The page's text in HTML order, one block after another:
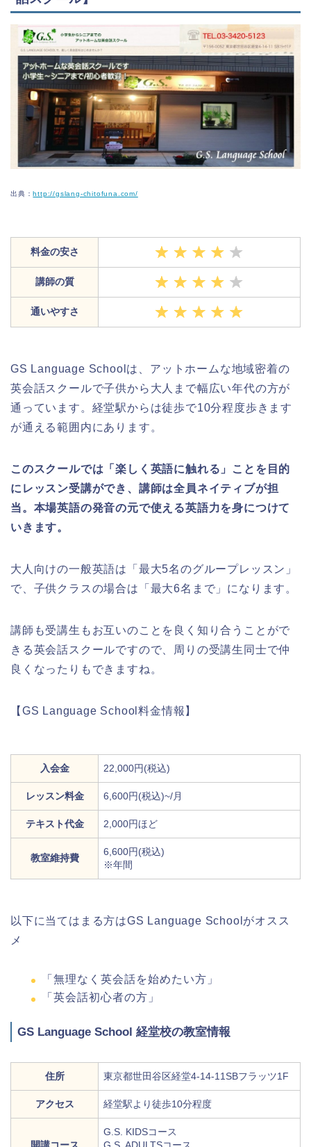
出典：http://gslang-chitofuna.com/
料金の安さ
講師の質
通いやすさ
GS Language Schoolは、アットホームな地域密着の
英会話スクールで子供から大人まで幅広い年代の方が
通っています。経堂駅からは徒歩で10分程度歩きます
が通える範囲内にあります。
このスクールでは「楽しく英語に触れる」ことを目的
にレッスン受講ができ、講師は全員ネイティブが担
当。本場英語の発音の元で使える英語力を身につけて
いきます。
大人向けの一般英語は「最大5名のグループレッスン」
で、子供クラスの場合は「最大6名まで」になります。
講師も受講生もお互いのことを良く知り合うことがで
きる英会話スクールですので、周りの受講生同士で仲
良くなったりもできますね。
【GS Language School料金情報】
入会金 22,000円(税込)
レッスン料金 6,600円(税込)~/月
テキスト代金 2,000円ほど
教室維持費
6,600円(税込)
※年間
以下に当てはまる方はGS Language Schoolがオスス
メ
「無理なく英会話を始めたい方」
「英会話初心者の方」
GS Language School 経堂校の教室情報
住所 東京都世田谷区経堂4-14-11SBフラッツ1F
アクセス 経堂駅より徒歩10分程度
G.S. KIDSコース